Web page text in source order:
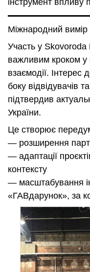
інструмент
Міжнародний
Участь у
важливим кроком у
взаємодії. Інтерес
боку відвідувачів
підтвердив
України.
Це створює
— розширення
— адаптації
контексту
— масштабування
«ГАВдарунок», за